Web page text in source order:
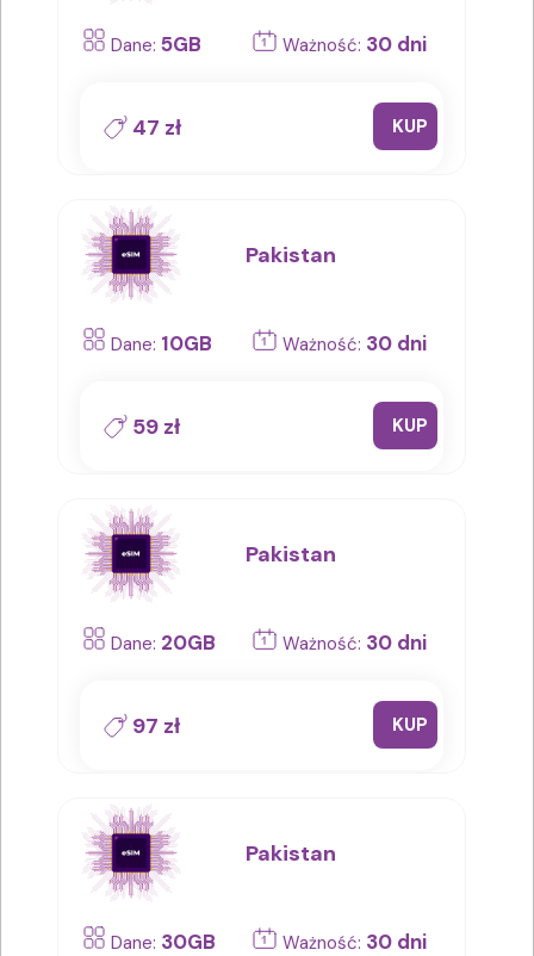
Dane: 5GB Ważność: 30 dni
47 zł KUP
Pakistan
Dane: 10GB Ważność: 30 dni
59 zł KUP
Pakistan
Dane: 20GB Ważność: 30 dni
97 zł KUP
Pakistan
Dane: 30GB Ważność: 30 dni